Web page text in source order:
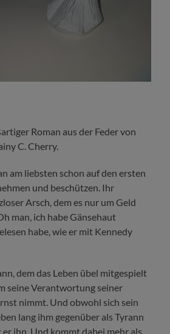
Roman aus der Feder von
C. Cherry.
am liebsten schon auf den ersten
und beschützen. Ihr
Arsch, dem es nur um Geld
man, ich habe Gänsehaut
habe, wie er mit Kennedy
dem das Leben übel mitgespielt
seine Verantwortung seiner
nimmt. Und obwohl sich sein
lang ihm gegenüber als Tyrann
ihn. Und kommt dabei mehr als